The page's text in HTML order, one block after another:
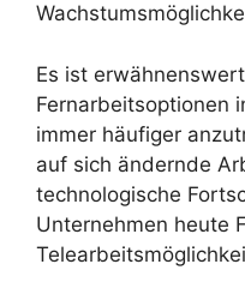
Es ist
Fernarbeitsoptionen
immer häufiger
auf sich ändernde
technologische
Unternehmen heute